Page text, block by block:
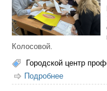
Колосовой.
Городской центр
Подробнее
педагогов